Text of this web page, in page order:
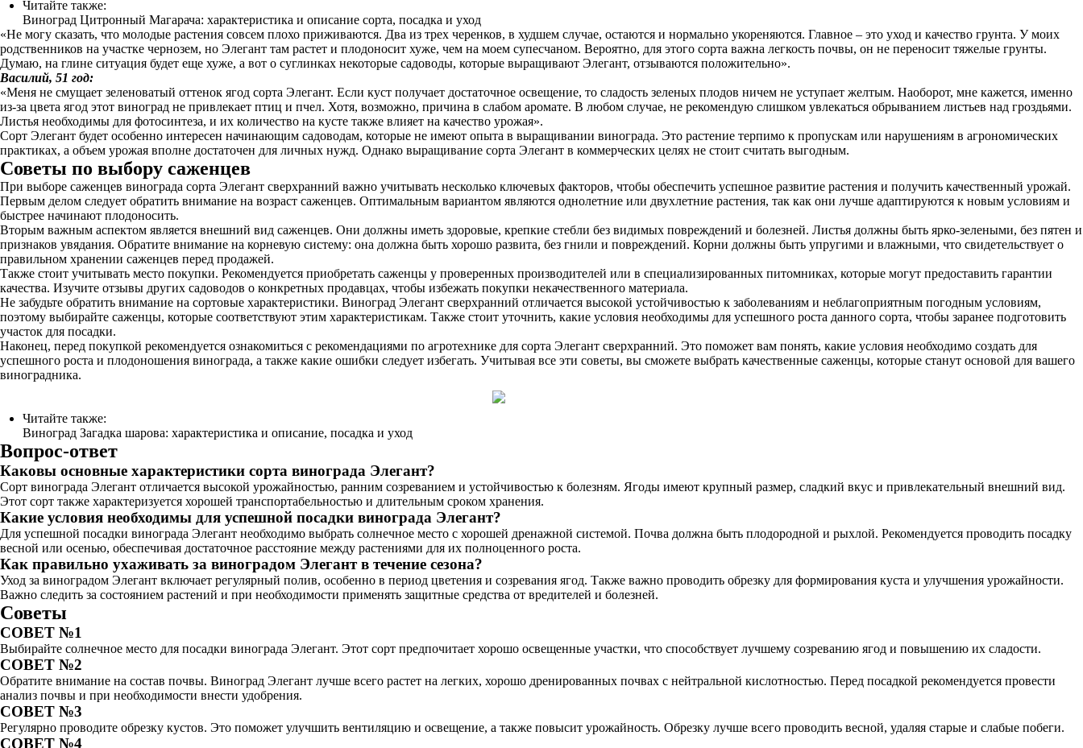
Читайте также:
Виноград Цитронный Магарача: характеристика и описание сорта, посадка и уход
«Не могу сказать, что молодые растения совсем плохо приживаются. Два из трех черенков, в худшем случае, остаются и нормально укореняются. Главное – это уход и качество грунта. У моих
родственников на участке чернозем, но Элегант там растет и плодоносит хуже, чем на моем супесчаном. Вероятно, для этого сорта важна легкость почвы, он не переносит тяжелые грунты.
Думаю, на глине ситуация будет еще хуже, а вот о суглинках некоторые садоводы, которые выращивают Элегант, отзываются положительно».
Василий, 51 год:
«Меня не смущает зеленоватый оттенок ягод сорта Элегант. Если куст получает достаточное освещение, то сладость зеленых плодов ничем не уступает желтым. Наоборот, мне кажется, именно
из-за цвета ягод этот виноград не привлекает птиц и пчел. Хотя, возможно, причина в слабом аромате. В любом случае, не рекомендую слишком увлекаться обрыванием листьев над гроздьями.
Листья необходимы для фотосинтеза, и их количество на кусте также влияет на качество урожая».
Сорт Элегант будет особенно интересен начинающим садоводам, которые не имеют опыта в выращивании винограда. Это растение терпимо к пропускам или нарушениям в агрономических
практиках, а объем урожая вполне достаточен для личных нужд. Однако выращивание сорта Элегант в коммерческих целях не стоит считать выгодным.
Советы по выбору саженцев
При выборе саженцев винограда сорта Элегант сверхранний важно учитывать несколько ключевых факторов, чтобы обеспечить успешное развитие растения и получить качественный урожай.
Первым делом следует обратить внимание на возраст саженцев. Оптимальным вариантом являются однолетние или двухлетние растения, так как они лучше адаптируются к новым условиям и
быстрее начинают плодоносить.
Вторым важным аспектом является внешний вид саженцев. Они должны иметь здоровые, крепкие стебли без видимых повреждений и болезней. Листья должны быть ярко-зелеными, без пятен и
признаков увядания. Обратите внимание на корневую систему: она должна быть хорошо развита, без гнили и повреждений. Корни должны быть упругими и влажными, что свидетельствует о
правильном хранении саженцев перед продажей.
Также стоит учитывать место покупки. Рекомендуется приобретать саженцы у проверенных производителей или в специализированных питомниках, которые могут предоставить гарантии
качества. Изучите отзывы других садоводов о конкретных продавцах, чтобы избежать покупки некачественного материала.
Не забудьте обратить внимание на сортовые характеристики. Виноград Элегант сверхранний отличается высокой устойчивостью к заболеваниям и неблагоприятным погодным условиям,
поэтому выбирайте саженцы, которые соответствуют этим характеристикам. Также стоит уточнить, какие условия необходимы для успешного роста данного сорта, чтобы заранее подготовить
участок для посадки.
Наконец, перед покупкой рекомендуется ознакомиться с рекомендациями по агротехнике для сорта Элегант сверхранний. Это поможет вам понять, какие условия необходимо создать для
успешного роста и плодоношения винограда, а также какие ошибки следует избегать. Учитывая все эти советы, вы сможете выбрать качественные саженцы, которые станут основой для вашего
виноградника.
Читайте также:
Виноград Загадка шарова: характеристика и описание, посадка и уход
Вопрос-ответ
Каковы основные характеристики сорта винограда Элегант?
Сорт винограда Элегант отличается высокой урожайностью, ранним созреванием и устойчивостью к болезням. Ягоды имеют крупный размер, сладкий вкус и привлекательный внешний вид.
Этот сорт также характеризуется хорошей транспортабельностью и длительным сроком хранения.
Какие условия необходимы для успешной посадки винограда Элегант?
Для успешной посадки винограда Элегант необходимо выбрать солнечное место с хорошей дренажной системой. Почва должна быть плодородной и рыхлой. Рекомендуется проводить посадку
весной или осенью, обеспечивая достаточное расстояние между растениями для их полноценного роста.
Как правильно ухаживать за виноградом Элегант в течение сезона?
Уход за виноградом Элегант включает регулярный полив, особенно в период цветения и созревания ягод. Также важно проводить обрезку для формирования куста и улучшения урожайности.
Важно следить за состоянием растений и при необходимости применять защитные средства от вредителей и болезней.
Советы
СОВЕТ №1
Выбирайте солнечное место для посадки винограда Элегант. Этот сорт предпочитает хорошо освещенные участки, что способствует лучшему созреванию ягод и повышению их сладости.
СОВЕТ №2
Обратите внимание на состав почвы. Виноград Элегант лучше всего растет на легких, хорошо дренированных почвах с нейтральной кислотностью. Перед посадкой рекомендуется провести
анализ почвы и при необходимости внести удобрения.
СОВЕТ №3
Регулярно проводите обрезку кустов. Это поможет улучшить вентиляцию и освещение, а также повысит урожайность. Обрезку лучше всего проводить весной, удаляя старые и слабые побеги.
СОВЕТ №4